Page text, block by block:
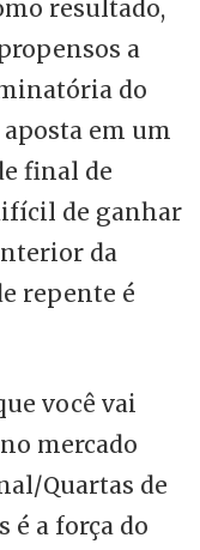
resultado,
a
do
em um
final de
de ganhar
da
repente é
você vai
mercado
Quartas de
é a força do